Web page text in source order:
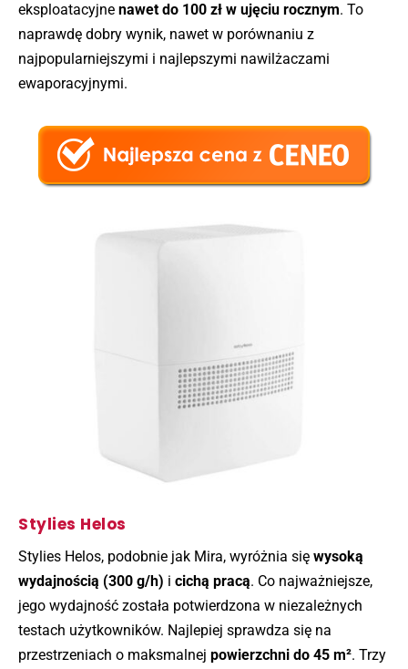
D40EUW
dB
Beurer LB
55
50 m²
200 lub
400 ml/h
b.d.
Levoit
LV600S
Electrolux
EHU-3315D
eksploatacyjne nawet do 100 zł w ujęciu rocznym. To
naprawdę dobry wynik, nawet w porównaniu z
najpopularniejszymi i najlepszymi nawilżaczami
ewaporacyjnymi.
Stylies Helos
Stylies Helos, podobnie jak Mira, wyróżnia się wysoką
wydajnością (300 g/h) i cichą pracą. Co najważniejsze,
jego wydajność została potwierdzona w niezależnych
testach użytkowników. Najlepiej sprawdza się na
przestrzeniach o maksmalnej powierzchni do 45 m². Trzy